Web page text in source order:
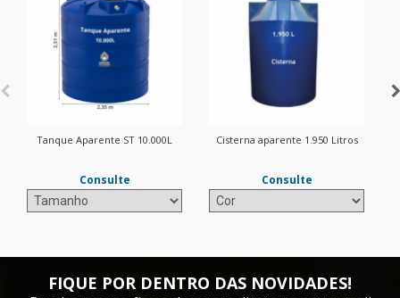
Tanque Aparente ST 10.000L
Consulte
Cisterna aparente 1.950 Litros
Consulte
FIQUE POR DENTRO DAS NOVIDADES!